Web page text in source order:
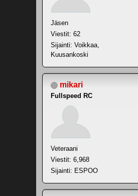
Jäsen
Viestit: 62
Sijainti: Voikkaa,
Kuusankoski
mikari
Fullspeed RC
Veteraani
Viestit: 6,968
Sijainti: ESPOO